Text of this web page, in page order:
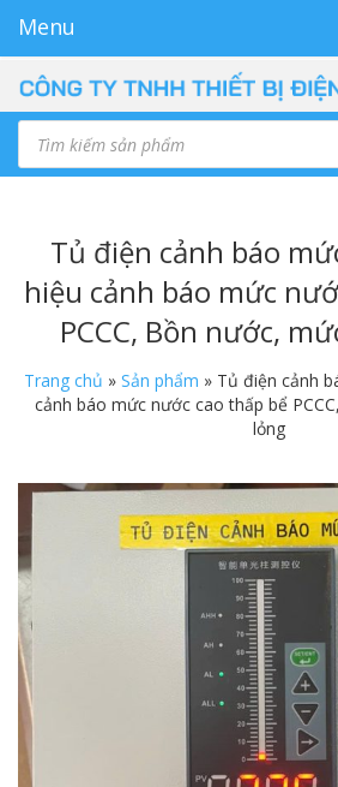
Menu
Tủ điện cảnh báo
hiệu cảnh báo mức
PCCC, Bồn nước,
Trang chủ » Sản phẩm » Tủ điện cảnh
cảnh báo mức nước cao thấp bể
lỏng